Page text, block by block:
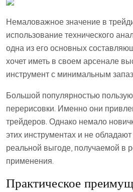
Немаловажное значение в
использование технического
одна из его основных
хочет иметь в своем арсенале
инструмент с минимальным
Большой популярностью
перерисовки. Именно они
трейдеров. Однако немало
этих инструментах и не
реальной выгоде, получаемой в
применения.
Практическое